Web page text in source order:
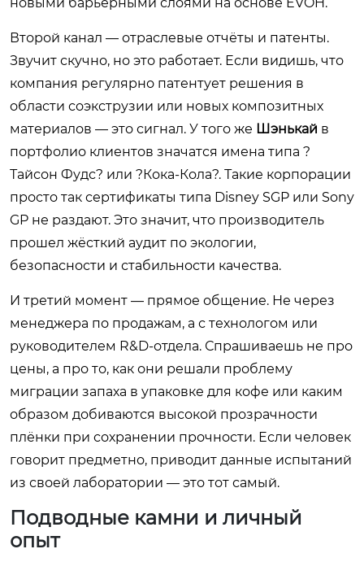
Второй канал — отраслевые отчёты и патенты.
Звучит скучно, но это работает. Если видишь, что
компания регулярно патентует решения в
области соэкструзии или новых композитных
материалов — это сигнал. У того же Шэнькай в
портфолио клиентов значатся имена типа ?
Тайсон Фудс? или ?Кока-Кола?. Такие корпорации
просто так сертификаты типа Disney SGP или Sony
GP не раздают. Это значит, что производитель
прошел жёсткий аудит по экологии,
безопасности и стабильности качества.
И третий момент — прямое общение. Не через
менеджера по продажам, а с технологом или
руководителем R&D-отдела. Спрашиваешь не про
цены, а про то, как они решали проблему
миграции запаха в упаковке для кофе или каким
образом добиваются высокой прозрачности
плёнки при сохранении прочности. Если человек
говорит предметно, приводит данные испытаний
из своей лаборатории — это тот самый.
Подводные камни и личный
опыт